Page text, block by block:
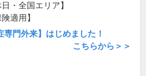
日・全国エリア】
適用】
専門外来】はじめました！
こちらから＞＞